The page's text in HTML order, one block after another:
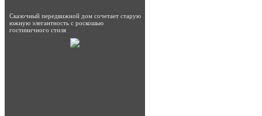
Сказочный передвижной дом сочетает старую
южную элегантность с роскошью
гостиничного стиля